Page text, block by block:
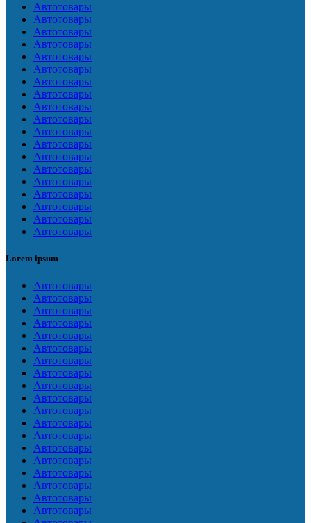
Автотовары
Автотовары
Автотовары
Автотовары
Автотовары
Автотовары
Автотовары
Автотовары
Автотовары
Автотовары
Автотовары
Автотовары
Автотовары
Автотовары
Автотовары
Автотовары
Автотовары
Автотовары
Автотовары
Lorem ipsum
Автотовары
Автотовары
Автотовары
Автотовары
Автотовары
Автотовары
Автотовары
Автотовары
Автотовары
Автотовары
Автотовары
Автотовары
Автотовары
Автотовары
Автотовары
Автотовары
Автотовары
Автотовары
Автотовары